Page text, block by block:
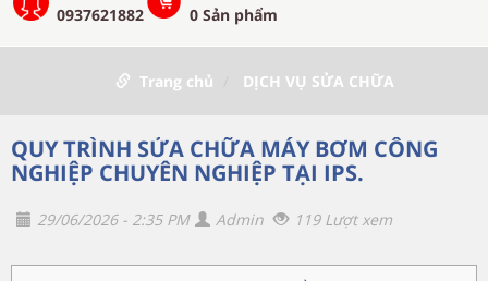
0937621882 0 Sản phẩm
Trang chủ DỊCH VỤ SỬA CHỮA
QUY TRÌNH SỬA CHỮA MÁY BƠM CÔNG
NGHIỆP CHUYÊN NGHIỆP TẠI IPS.
29/06/2026 - 2:35 PM Admin 119 Lượt xem